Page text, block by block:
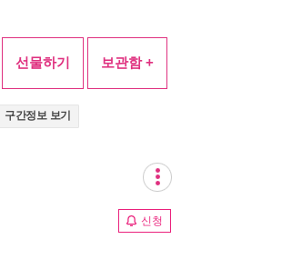
선물하기 보관함 +
구간정보 보기
신청